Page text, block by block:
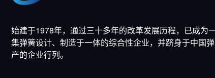
始建于1978年，通过三十多年的改革发展历程，已成为
集弹簧设计、制造于一体的综合性企业，并跻身于中国
产的企业行列。